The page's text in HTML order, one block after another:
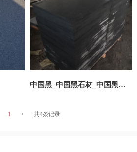
中国黑_中国黑石材_中国黑石材火烧面_中国黑石材火烧水洗面-人可矿产
1 > 共4条记录